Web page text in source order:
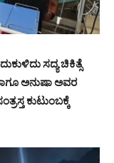
ಸದ್ಯ ಚಿಕಿತ್ಸೆ
ಅನುಷಾ ಅವರ
ಕುಟುಂಬಕ್ಕೆ